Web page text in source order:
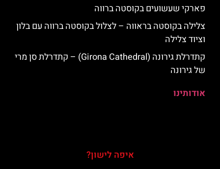
פארקי שעשועים בקוסטה ברווה
צלילה בקוסטה בראווה – לצלול בקוסטה ברווה עם בלון
וציוד צלילה
קתדרלת גירונה (Girona Cathedral) – קתדרלת סן מרי
של גירונה
אודותינו
איפה לישון?